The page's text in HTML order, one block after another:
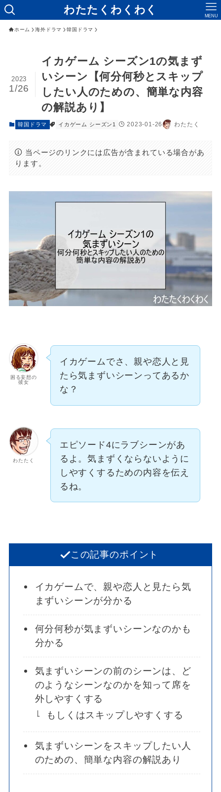
わたたくわくわく MENU
ホーム 海外ドラマ 韓国ドラマ
イカゲーム シーズン1の気まず
いシーン【何分何秒とスキップ
したい人のための、簡単な内容
の解説あり】
2023
1/26
韓国ドラマ イカゲーム シーズン1 2023-01-26 わたたく
当ページのリンクには広告が含まれている場合があ
ります。
困る妄想の
彼女
イカゲームでさ、親や恋人と見
たら気まずいシーンってあるか
な？
わたたく
エピソード4にラブシーンがあ
るよ。気まずくならないように
しやすくするための内容を伝え
るね。
この記事のポイント
イカゲームで、親や恋人と見たら気
まずいシーンが分かる
何分何秒が気まずいシーンなのかも
分かる
気まずいシーンの前のシーンは、ど
のようなシーンなのかを知って席を
外しやすくする
もしくはスキップしやすくする
気まずいシーンをスキップしたい人
のための、簡単な内容の解説あり